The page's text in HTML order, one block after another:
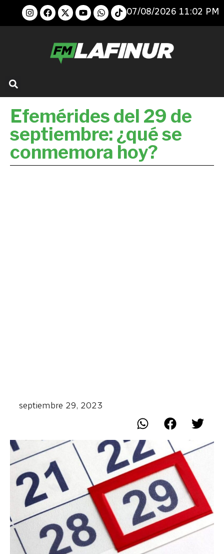
07/08/2026 11:02 PM
Efemérides del 29 de
septiembre: ¿qué se
conmemora hoy?
septiembre 29, 2023